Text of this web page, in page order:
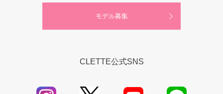
モデル募集
CLETTE公式SNS